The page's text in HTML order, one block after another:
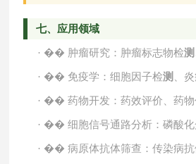
七、应用领域
· �� 肿瘤研究：肿瘤标志物检测
· �� 免疫学：细胞因子检测 、
· �� 药物开发：药效评价、药
· �� 细胞信号通路分析：磷酸
· �� 病原体抗体筛查：传染病